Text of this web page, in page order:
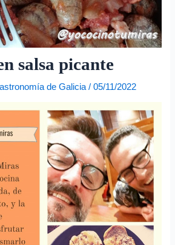
salsa picante
de Galicia/05/11/2022